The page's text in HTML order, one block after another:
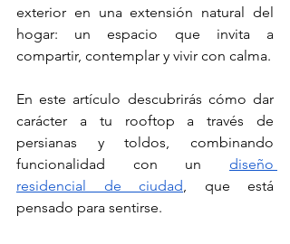
exterior en una extensión natural del
hogar: un espacio que invita a
compartir, contemplar y vivir con calma.
En este artículo descubrirás cómo dar
carácter a tu rooftop a través de
persianas y toldos, combinando
funcionalidad con un diseño
residencial de ciudad, que está
pensado para sentirse.